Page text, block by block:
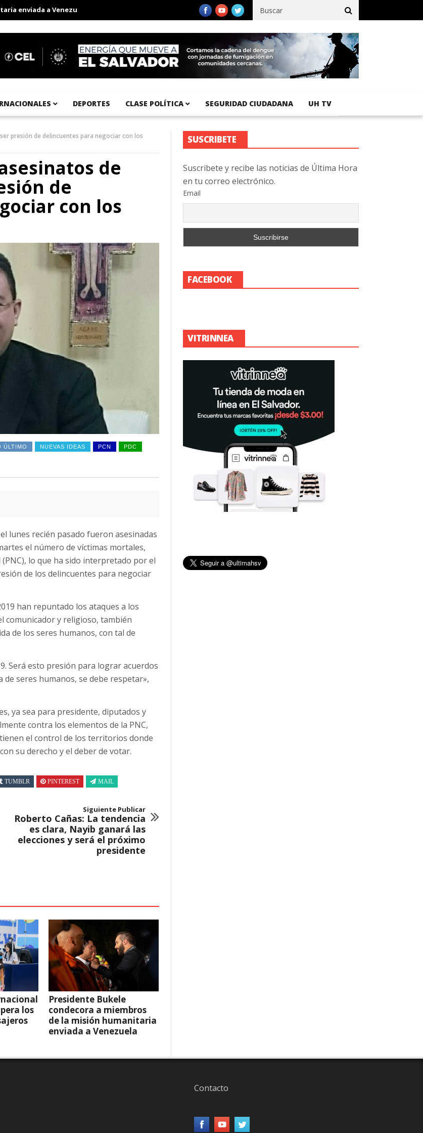
a Venezuela Aeropuerto Internacional del Pacífico registra 92 % de avance en obras de terracería
DEPORTES CLASE POLÍTICA SEGURIDAD CIUDADANA UH TV
presión de delincuentes para negociar con los
de
de
con los
ÚLTIMO NUEVAS IDEAS PCN PDC
lunes recién pasado fueron asesinadas
el número de víctimas mortales,
lo que ha sido interpretado por el
de los delincuentes para negociar
han repuntado los ataques a los
comunicador y religioso, también
de los seres humanos, con tal de
Será esto presión para lograr acuerdos
seres humanos, se debe respetar»,
ya sea para presidente, diputados y
contra los elementos de la PNC,
el control de los territorios donde
su derecho y el deber de votar.
TUMBLR PINTEREST MAIL
Siguiente Publicar
Roberto Cañas: La tendencia
es clara, Nayib ganará las
elecciones y será el próximo
presidente
los
Presidente Bukele
condecora a miembros
de la misión humanitaria
enviada a Venezuela
SUSCRIBETE
Suscribete y recibe las noticias de Última Hora
en tu correo electrónico.
Email
FACEBOOK
VITRINNEA
Contacto